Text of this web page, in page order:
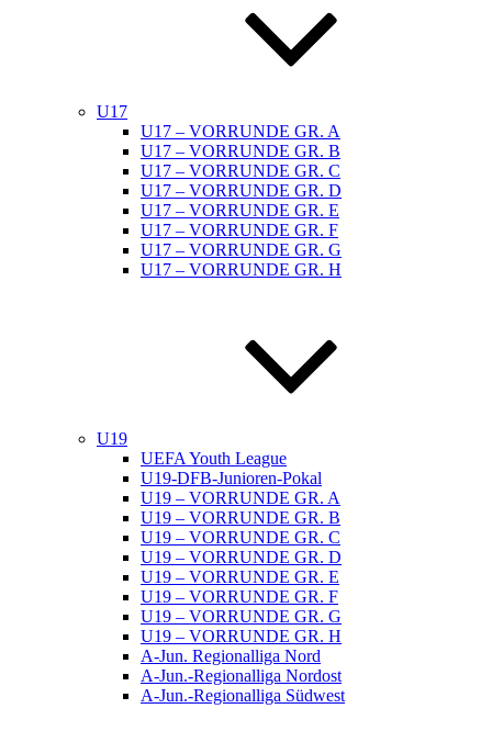
U17
U17 – VORRUNDE GR. A
U17 – VORRUNDE GR. B
U17 – VORRUNDE GR. C
U17 – VORRUNDE GR. D
U17 – VORRUNDE GR. E
U17 – VORRUNDE GR. F
U17 – VORRUNDE GR. G
U17 – VORRUNDE GR. H
U19
UEFA Youth League
U19-DFB-Junioren-Pokal
U19 – VORRUNDE GR. A
U19 – VORRUNDE GR. B
U19 – VORRUNDE GR. C
U19 – VORRUNDE GR. D
U19 – VORRUNDE GR. E
U19 – VORRUNDE GR. F
U19 – VORRUNDE GR. G
U19 – VORRUNDE GR. H
A-Jun. Regionalliga Nord
A-Jun.-Regionalliga Nordost
A-Jun.-Regionalliga Südwest